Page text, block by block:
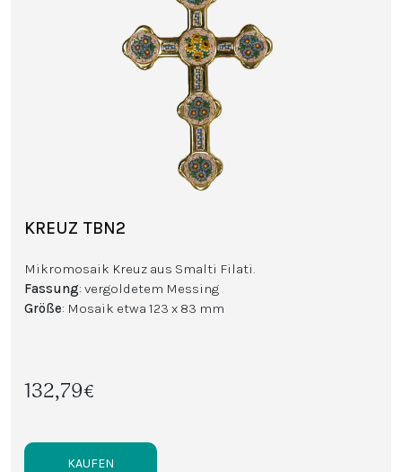
KREUZ TBN2
Mikromosaik Kreuz aus Smalti Filati.
Fassung: vergoldetem Messing
Größe: Mosaik etwa 123 x 83 mm
132,79€
KAUFEN